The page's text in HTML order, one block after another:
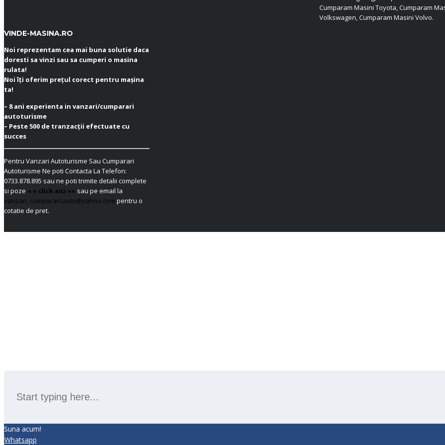
Cumparam Masini Toyota, Cumparam
Volkswagen, Cumparam Masini Volvo.
VINDE-MASINA.RO
Noi reprezentam cea mai buna solutie daca
doresti sa vinzi sau sa cumperi o masina
rulata!
Noi îți oferim prețul corect pentru mașina
ta!
– 8 ani experienta in vanzari/cumparari
autoturisme
– Peste 500 de tranzacții efectuate cu
succes
Pentru Vanzari Autoturisme Sau Cumparari
Autoturisme Ne poti Contacta La Telefon:
0733.878.895 sau ne poti trimite detalii complete
si poze « « click aici »» sau pe email la
vanzari_cumparari.auto@yahoo.com pentru o
cotatie de pret.
Suna acum!
Whatsapp